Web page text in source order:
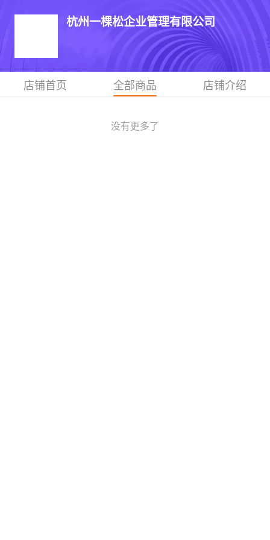
杭州一棵松企业管理有限公司
店铺首页 全部商品 店铺介绍
没有更多了